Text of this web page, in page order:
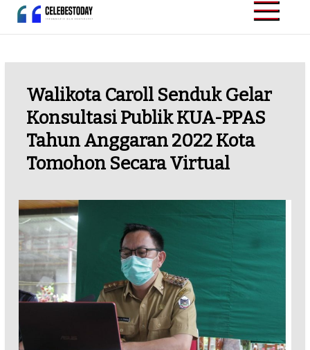
Skip
CELEBESTODAY.ID
Informatif dan
Walikota Caroll Senduk Gelar
Konsultasi Publik KUA-PPAS
Tahun Anggaran 2022 Kota
Tomohon Secara Virtual